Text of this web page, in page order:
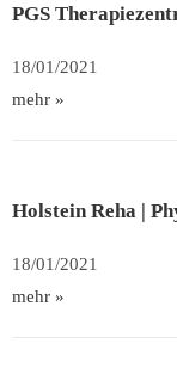
PGS
18/01/2021
mehr »
Holstein Reha |
18/01/2021
mehr »